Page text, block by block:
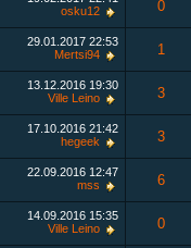
osku12
0
29.01.2017 22:53
Mertsi94
1
13.12.2016 19:30
Ville Leino
3
17.10.2016 21:42
hegeek
3
22.09.2016 12:47
mss
6
14.09.2016 15:35
Ville Leino
0